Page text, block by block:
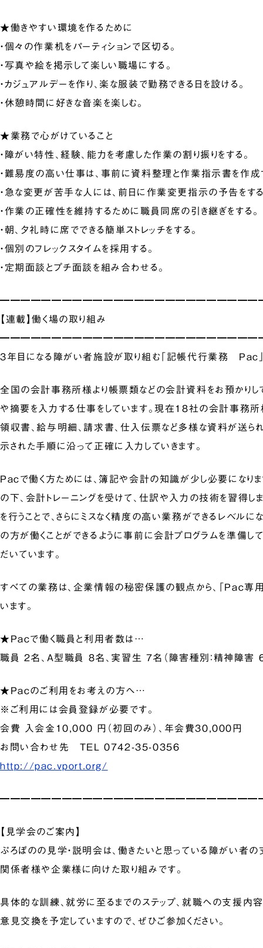
★働きやすい環境を作るために
・個々の作業机をパーティションで区切る。
・写真や絵を掲示して楽しい職場にする。
・カジュアルデーを作り、楽な服装で勤務できる日を設ける。
・休憩時間に好きな音楽を楽しむ。
★業務で心がけていること
・障がい特性、経験、能力を考慮した作業の割り振りをする。
・難易度の高い仕事は、事前に資料整理と作業指示書を作成
・急な変更が苦手な人には、前日に作業変更指示の予告をす
・作業の正確性を維持するために職員同席の引き継ぎをする。
・朝、夕礼時に席でできる簡単ストレッチをする。
・個別のフレックスタイムを採用する。
・定期面談とプチ面談を組み合わせる。
【連載】働く場の取り組み
3年目になる障がい者施設が取り組む「記帳代行業務 Pac
全国の会計事務所様より帳票類などの会計資料をお預かりし
や摘要を入力する仕事をしています。現在18社の会計事務所
領収書、給与明細、請求書、仕入伝票など多様な資料が送られ
示された手順に沿って正確に入力していきます。
Pacで働く方ためには、簿記や会計の知識が少し必要になり
の下、会計トレーニングを受けて、仕訳や入力の技術を習得し
を行うことで、さらにミスなく精度の高い業務ができるレベルにな
の方が働くことができるように事前に会計プログラムを準備し
だいています。
すべての業務は、企業情報の秘密保護の観点から、「Pac専
います。
★Pacで働く職員と利用者数は…
職員 2名、A型職員 8名、実習生 7名（障害種別：精神障害
★Pacのご利用をお考えの方へ…
※ご利用には会員登録が必要です。
会費 入会金10,000 円（初回のみ）、年会費30,000円
お問い合わせ先 TEL 0742-35-0356
http://pac.vport.org/
【見学会のご案内】
ぷろぼのの見学・説明会は、働きたいと思っている障がい者の
関係者様や企業様に向けた取り組みです。
具体的な訓練、就労に至るまでのステップ、就職への支援内
意見交換を予定していますので、ぜひご参加ください。